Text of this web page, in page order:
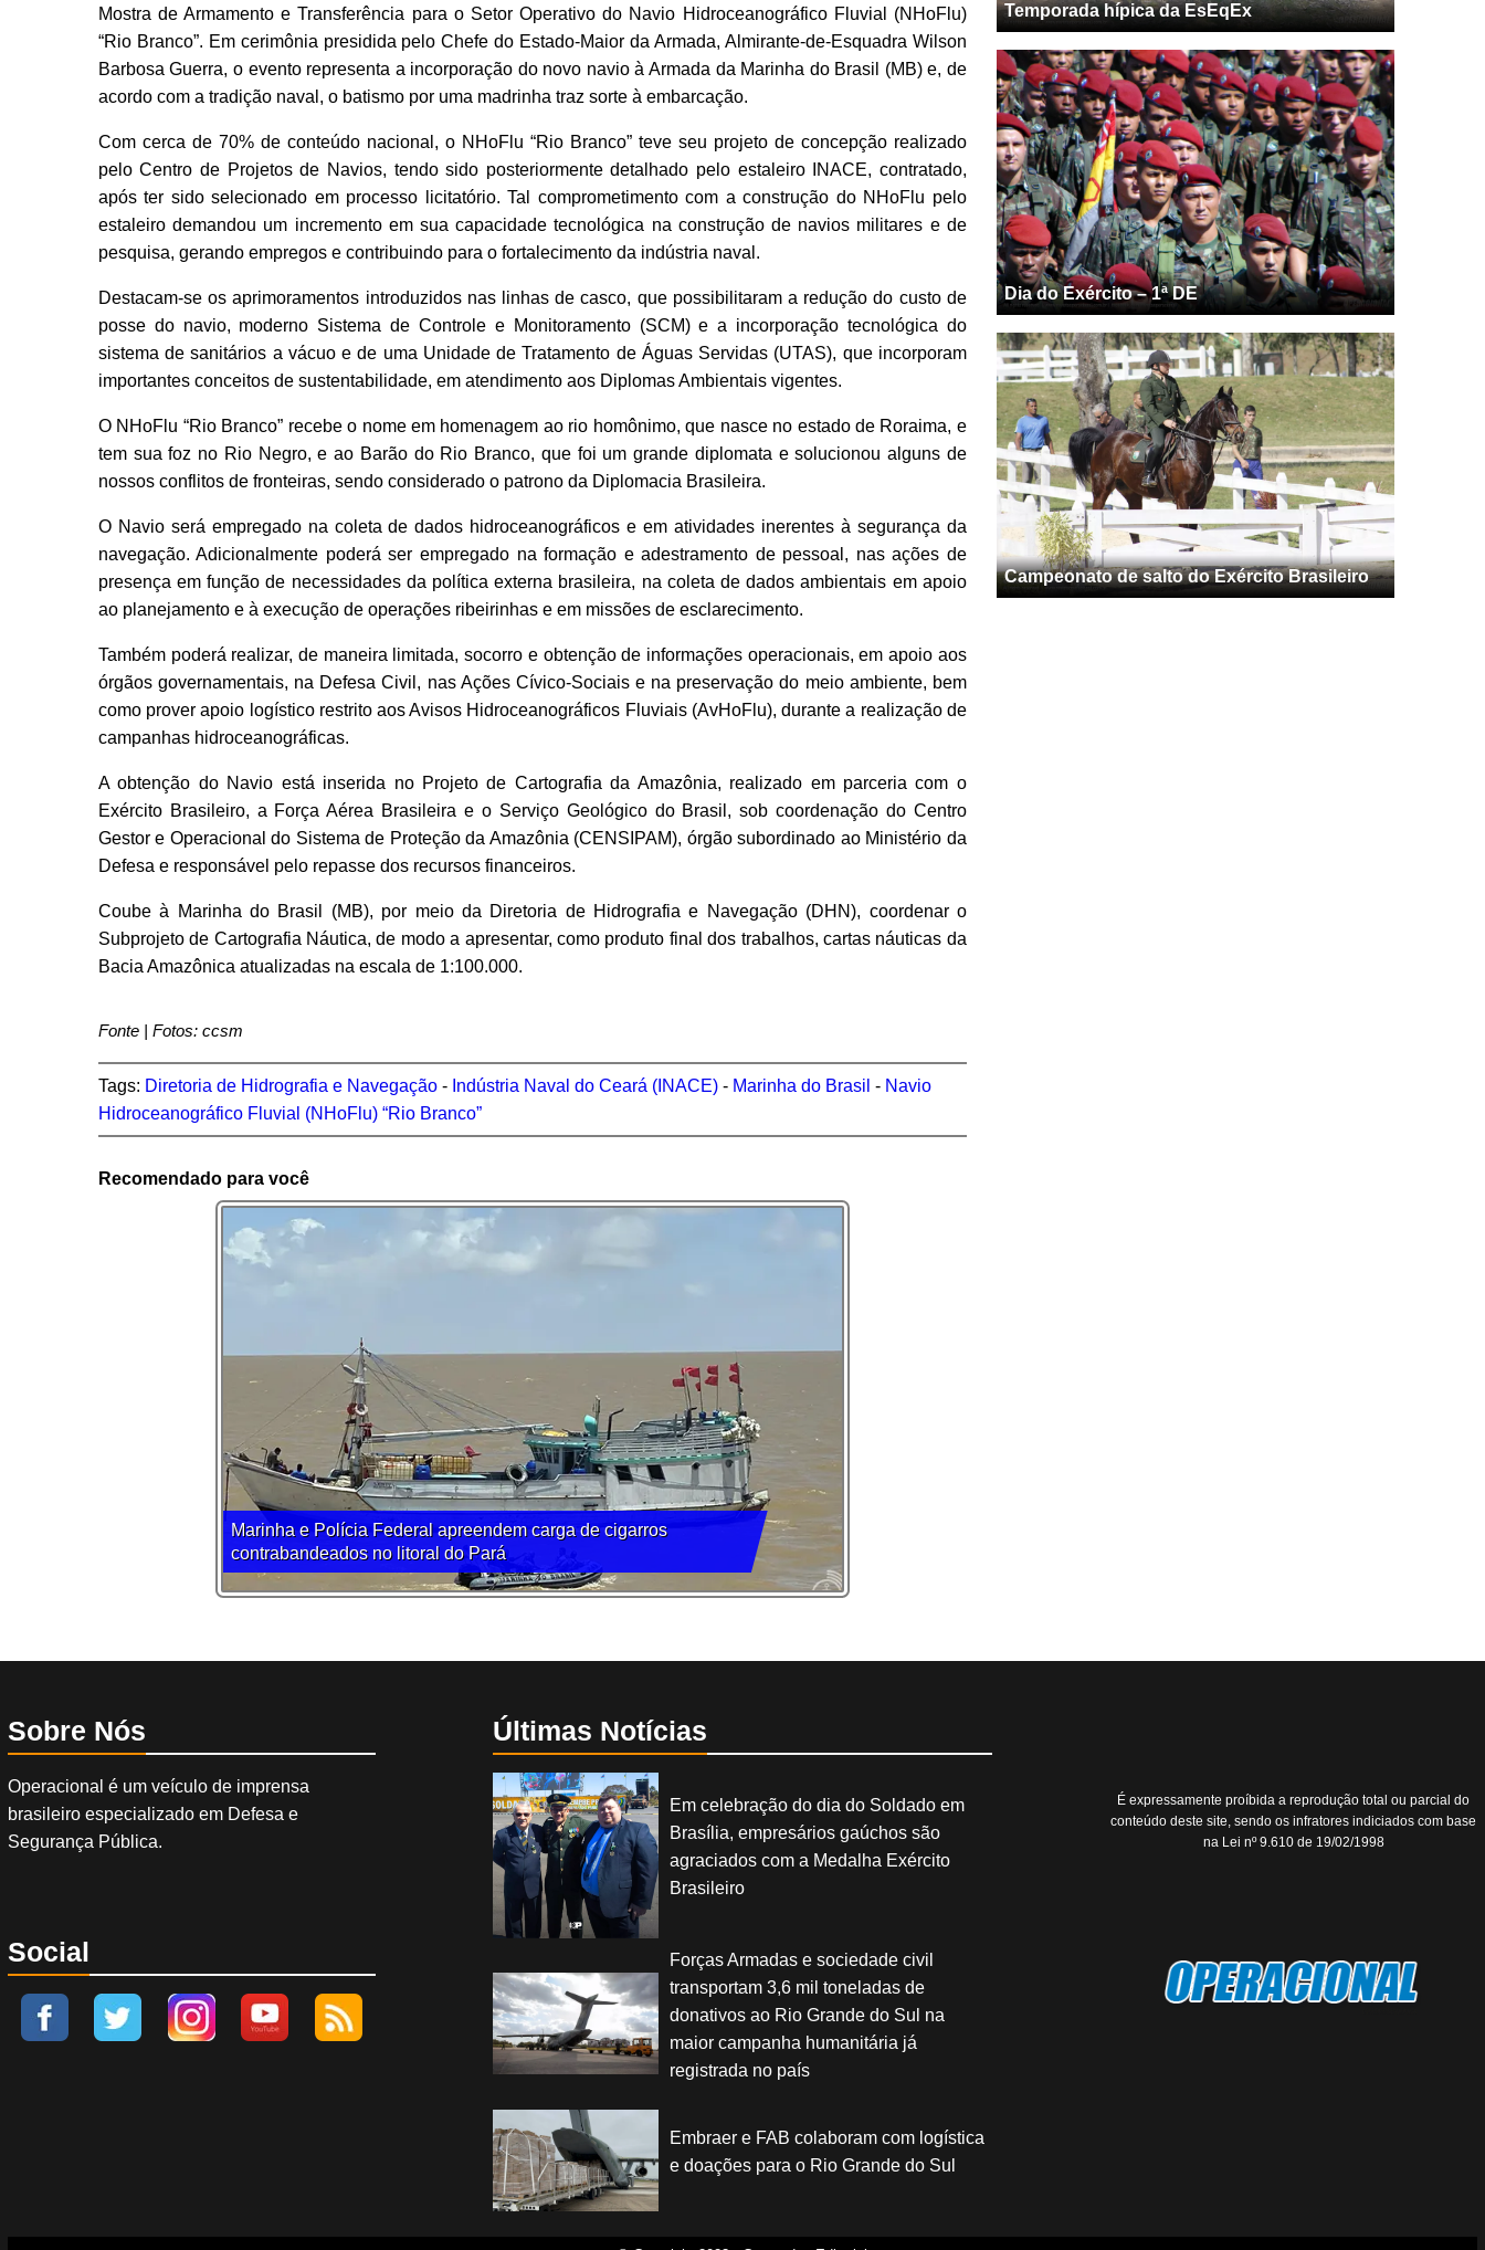
Mostra de Armamento e Transferência para o Setor Operativo do Navio Hidroceanográfico Fluvial (NHoFlu)
“Rio Branco”. Em cerimônia presidida pelo Chefe do Estado-Maior da Armada, Almirante-de-Esquadra Wilson
Barbosa Guerra, o evento representa a incorporação do novo navio à Armada da Marinha do Brasil (MB) e, de
acordo com a tradição naval, o batismo por uma madrinha traz sorte à embarcação.
Com cerca de 70% de conteúdo nacional, o NHoFlu “Rio Branco” teve seu projeto de concepção realizado
pelo Centro de Projetos de Navios, tendo sido posteriormente detalhado pelo estaleiro INACE, contratado,
após ter sido selecionado em processo licitatório. Tal comprometimento com a construção do NHoFlu pelo
estaleiro demandou um incremento em sua capacidade tecnológica na construção de navios militares e de
pesquisa, gerando empregos e contribuindo para o fortalecimento da indústria naval.
Destacam-se os aprimoramentos introduzidos nas linhas de casco, que possibilitaram a redução do custo de
posse do navio, moderno Sistema de Controle e Monitoramento (SCM) e a incorporação tecnológica do
sistema de sanitários a vácuo e de uma Unidade de Tratamento de Águas Servidas (UTAS), que incorporam
importantes conceitos de sustentabilidade, em atendimento aos Diplomas Ambientais vigentes.
O NHoFlu “Rio Branco” recebe o nome em homenagem ao rio homônimo, que nasce no estado de Roraima, e
tem sua foz no Rio Negro, e ao Barão do Rio Branco, que foi um grande diplomata e solucionou alguns de
nossos conflitos de fronteiras, sendo considerado o patrono da Diplomacia Brasileira.
O Navio será empregado na coleta de dados hidroceanográficos e em atividades inerentes à segurança da
navegação. Adicionalmente poderá ser empregado na formação e adestramento de pessoal, nas ações de
presença em função de necessidades da política externa brasileira, na coleta de dados ambientais em apoio
ao planejamento e à execução de operações ribeirinhas e em missões de esclarecimento.
Também poderá realizar, de maneira limitada, socorro e obtenção de informações operacionais, em apoio aos
órgãos governamentais, na Defesa Civil, nas Ações Cívico-Sociais e na preservação do meio ambiente, bem
como prover apoio logístico restrito aos Avisos Hidroceanográficos Fluviais (AvHoFlu), durante a realização de
campanhas hidroceanográficas.
A obtenção do Navio está inserida no Projeto de Cartografia da Amazônia, realizado em parceria com o
Exército Brasileiro, a Força Aérea Brasileira e o Serviço Geológico do Brasil, sob coordenação do Centro
Gestor e Operacional do Sistema de Proteção da Amazônia (CENSIPAM), órgão subordinado ao Ministério da
Defesa e responsável pelo repasse dos recursos financeiros.
Coube à Marinha do Brasil (MB), por meio da Diretoria de Hidrografia e Navegação (DHN), coordenar o
Subprojeto de Cartografia Náutica, de modo a apresentar, como produto final dos trabalhos, cartas náuticas da
Bacia Amazônica atualizadas na escala de 1:100.000.
Fonte | Fotos: ccsm
Tags: Diretoria de Hidrografia e Navegação- Indústria Naval do Ceará (INACE)- Marinha do Brasil - Navio
Hidroceanográfico Fluvial (NHoFlu) “Rio Branco”
Recomendado para você
Marinha e Polícia Federal apreendem carga de cigarros
contrabandeados no litoral do Pará
Temporada hípica da EsEqEx
Dia do Exército – 1ª DE
Campeonato de salto do Exército Brasileiro
Sobre Nós
Operacional é um veículo de imprensa
brasileiro especializado em Defesa e
Segurança Pública.
Social
Últimas Notícias
Em celebração do dia do Soldado em
Brasília, empresários gaúchos são
agraciados com a Medalha Exército
Brasileiro
Forças Armadas e sociedade civil
transportam 3,6 mil toneladas de
donativos ao Rio Grande do Sul na
maior campanha humanitária já
registrada no país
Embraer e FAB colaboram com logística
e doações para o Rio Grande do Sul
É expressamente proíbida a reprodução total ou parcial do
conteúdo deste site, sendo os infratores indiciados com base
na Lei nº 9.610 de 19/02/1998